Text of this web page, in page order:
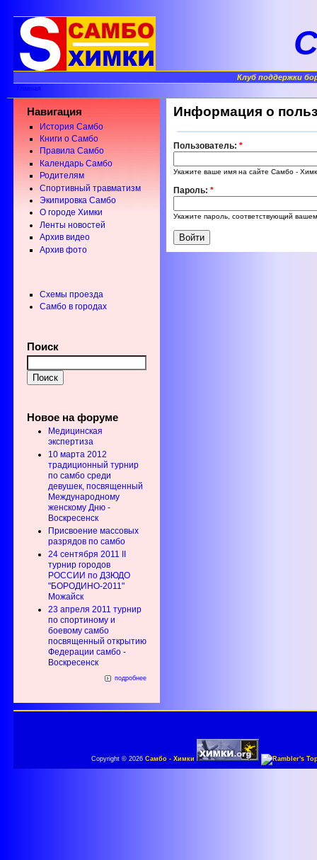
Клуб поддержки
Главная
Навигация
История Самбо
Книги о Самбо
Правила Самбо
Календарь Самбо
Родителям
Спортивный травматизм
Экипировка Самбо
О городе Химки
Ленты новостей
Архив видео
Архив фото
Схемы проезда
Самбо в городах
Поиск
Новое на форуме
Медицинская
экспертиза
10 марта 2012
традиционный турнир
по самбо среди
девушек, посвященный
Международному
женскому Дню -
Воскресенск
Присвоение массовых
разрядов по самбо
24 сентября 2011 II
турнир городов
РОССИИ по ДЗЮДО
"БОРОДИНО-2011"
Можайск
23 апреля 2011 турнир
по спортиному и
боевому самбо
посвященный открытию
Федерации самбо -
Воскресенск
подробнее
Информация о
Пользователь:*
Укажите ваше имя на сайте Самбо -
Пароль:*
Укажите пароль, соответствующий
Copyright © 2026Самбо - Химки